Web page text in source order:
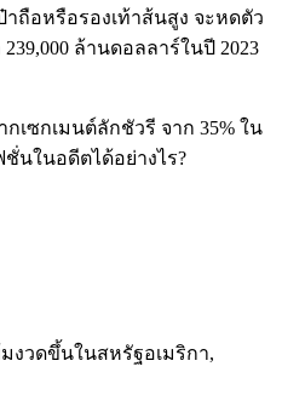
าถือหรือรองเท้าส้นสูง จะหดตัว
ล้านดอลลาร์ในปี 2023
เซกเมนต์ลักชัวรี จาก 35% ใน
นในอดีตได้อย่างไร?
งวดขึ้นในสหรัฐอเมริกา,